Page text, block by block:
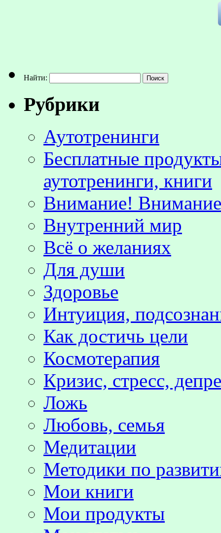
Найти:
Рубрики
Аутотренинги
Бесплатные
аутотренинги, книги
Внимание!
Внутренний мир
Всё о желаниях
Для души
Здоровье
Интуиция,
Как достичь цели
Космотерапия
Кризис, стресс,
Ложь
Любовь, семья
Медитации
Методики по
Мои книги
Мои продукты